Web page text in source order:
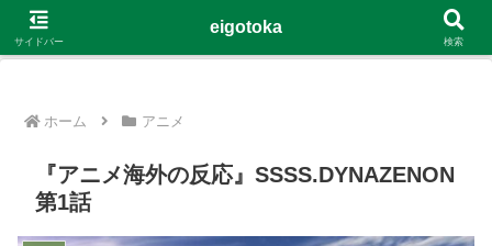
G-4Y8348WE8B
ホーム アニメ
『アニメ海外の反応』SSSS.DYNAZENON
第1話
サイドバー
eigotoka
検索